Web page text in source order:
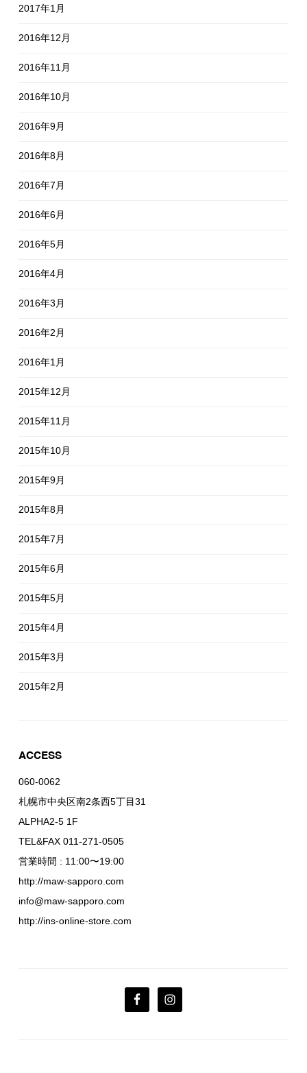
2017年1月
2016年12月
2016年11月
2016年10月
2016年9月
2016年8月
2016年7月
2016年6月
2016年5月
2016年4月
2016年3月
2016年2月
2016年1月
2015年12月
2015年11月
2015年10月
2015年9月
2015年8月
2015年7月
2015年6月
2015年5月
2015年4月
2015年3月
2015年2月
ACCESS
060-0062
札幌市中央区南2条西5丁目31
ALPHA2-5 1F
TEL&FAX 011-271-0505
営業時間 : 11:00〜19:00
http://maw-sapporo.com
info@maw-sapporo.com
http://ins-online-store.com